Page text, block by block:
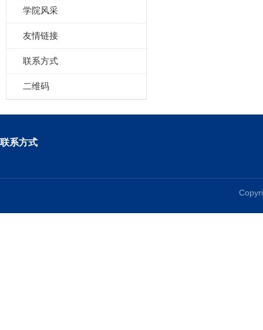
学院风采
友情链接
联系方式
二维码
联系方式